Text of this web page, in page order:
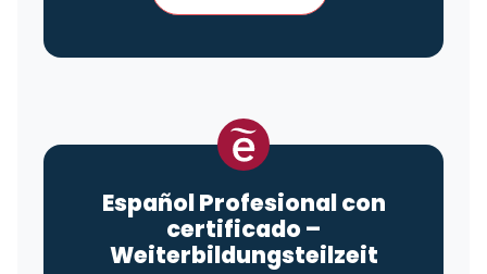
Español Profesional con
certificado –
Weiterbildungsteilzeit